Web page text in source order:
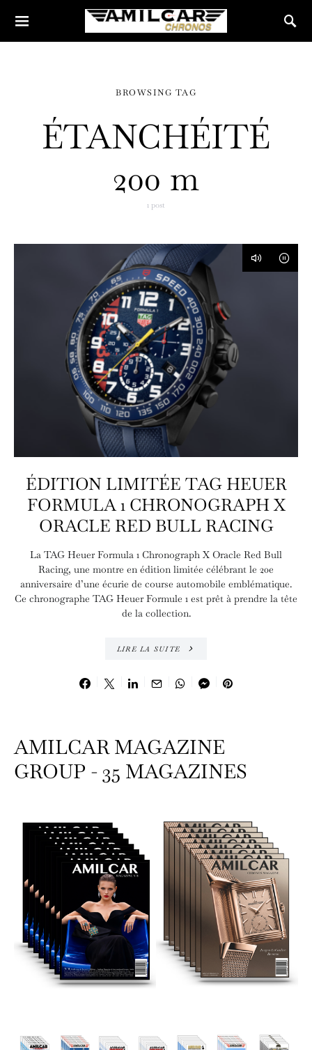
BROWSING TAG
ÉTANCHÉITÉ
200 m
1 post
ÉDITION LIMITÉE TAG HEUER
FORMULA 1 CHRONOGRAPH X
ORACLE RED BULL RACING
La TAG Heuer Formula 1 Chronograph X Oracle Red Bull
Racing, une montre en édition limitée célébrant le 20e
anniversaire d’une écurie de course automobile emblématique.
Ce chronographe TAG Heuer Formule 1 est prêt à prendre la tête
de la collection.
LIRE LA SUITE
AMILCAR MAGAZINE
GROUP - 35 MAGAZINES